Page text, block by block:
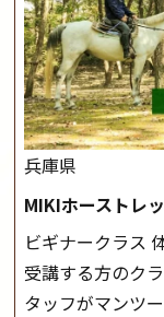
兵庫県
MIKIホーストレ
ビギナークラス
受講する方のク
タッフがマンツ